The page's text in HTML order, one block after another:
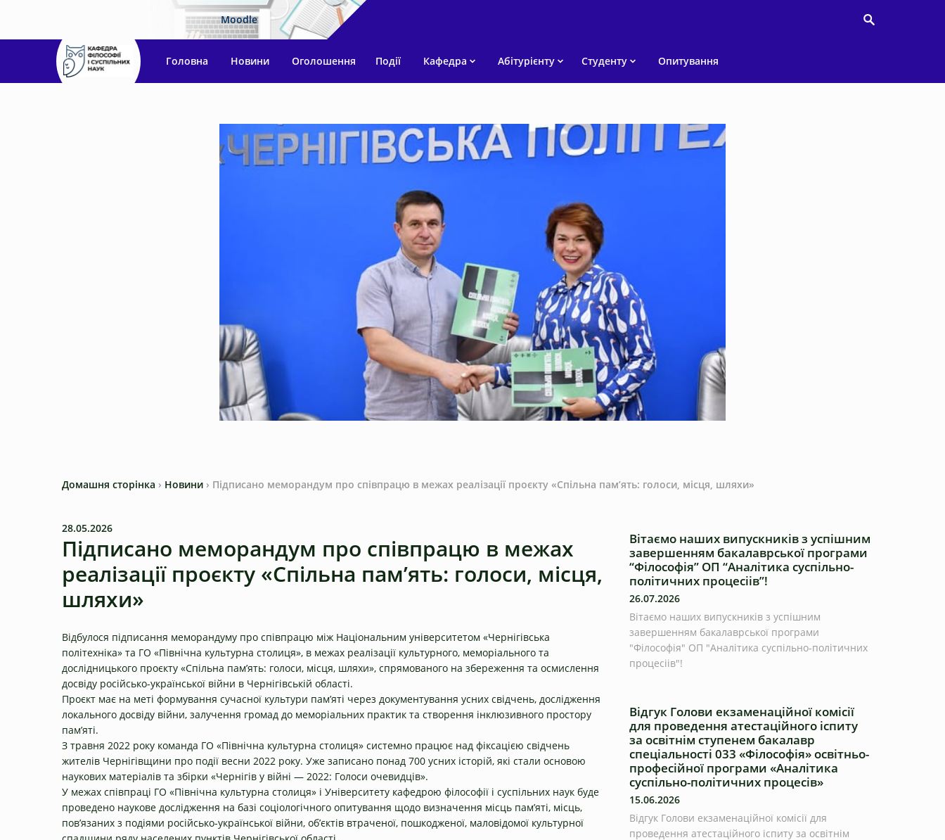
Moodle
Головна Новини Оголошення Події Кафедра Абітурієнту Студенту Опитування
Домашня сторінка › Новини › Підписано меморандум про співпрацю в межах реалізації проєкту «Спільна пам’ять: голоси, місця, шляхи»
28.05.2026
Підписано меморандум про співпрацю в межах
реалізації проєкту «Спільна пам’ять: голоси, місця,
шляхи»
Відбулося підписання меморандуму про співпрацю між Національним університетом «Чернігівська
політехніка» та ГО «Північна культурна столиця», в межах реалізації культурного, меморіального та
дослідницького проєкту «Спільна пам’ять: голоси, місця, шляхи», спрямованого на збереження та осмислення
досвіду російсько-української війни в Чернігівській області.
Проєкт має на меті формування сучасної культури пам’яті через документування усних свідчень, дослідження
локального досвіду війни, залучення громад до меморіальних практик та створення інклюзивного простору
пам’яті.
З травня 2022 року команда ГО «Північна культурна столиця» системно працює над фіксацією свідчень
жителів Чернігівщини про події весни 2022 року. Уже записано понад 700 усних історій, які стали основою
наукових матеріалів та збірки «Чернігів у війні — 2022: Голоси очевидців».
У межах співпраці ГО «Північна культурна столиця» і Університету кафедрою філософії і суспільних наук буде
проведено наукове дослідження на базі соціологічного опитування щодо визначення місць пам’яті, місць,
пов’язаних з подіями російсько-української війни, об’єктів втраченої, пошкодженої, маловідомої культурної
Вітаємо наших випускників з успішним
завершенням бакалаврської програми
“Філософія” ОП “Аналітика суспільно-
політичних процесіів”!
26.07.2026
Вітаємо наших випускників з успішним
завершенням бакалаврської програми
"Філософія" ОП "Аналітика суспільно-політичних
процесіів"!
Відгук Голови екзаменаційної комісії
для проведення атестаційного іспиту
за освітнім ступенем бакалавр
спеціальності 033 «Філософія» освітньо-
професійної програми «Аналітика
суспільно-політичних процесів»
15.06.2026
Відгук Голови екзаменаційної комісії для
проведення атестаційного іспиту за освітнім